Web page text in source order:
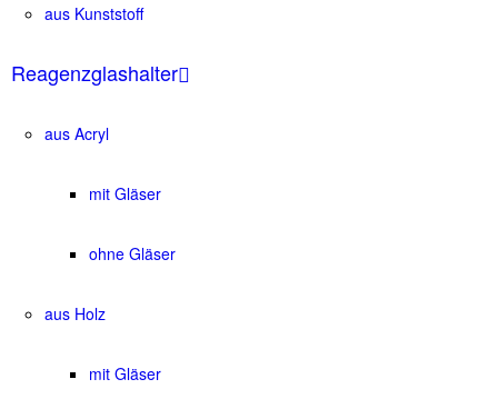
aus Kunststoff
Reagenzglashalter
aus Acryl
mit Gläser
ohne Gläser
aus Holz
mit Gläser